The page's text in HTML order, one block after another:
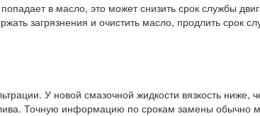
в масло, это может снизить срок службы
загрязнения и очистить масло, продлить срок
У новой смазочной жидкости вязкость
Точную информацию по срокам замены обычно